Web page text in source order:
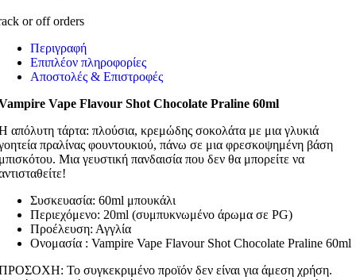
or off orders
Περιγραφή
Επιπλέον πληροφορίες
Αποστολές & Επιστροφές
Vape Flavour Shot Chocolate Praline 60ml
απόλυτη τάρτα: πλούσια, κρεμώδης σοκολάτα με μια γλυκιά
πραλίνας φουντουκιού, πάνω σε μια φρεσκοψημένη βάση
Μια γευστική πανδαισία που δεν θα μπορείτε να
Συσκευασία: 60ml μπουκάλι
Περιεχόμενο: 20ml (συμπυκνωμένο άρωμα σε PG)
Προέλευση: Αγγλία
Ονομασία : Vampire Vape Flavour Shot Chocolate Praline 60ml
Το συγκεκριμένο προϊόν δεν είναι για άμεση χρήση.